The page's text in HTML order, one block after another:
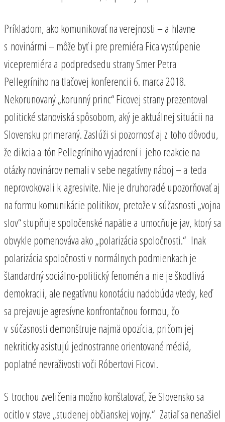
Príkladom, ako komunikovať na verejnosti – a hlavne
s novinármi – môže byť i pre premiéra Fica vystúpenie
vicepremiéra a podpredsedu strany Smer Petra
Pellegríniho na tlačovej konferencii 6. marca 2018.
Nekorunovaný „korunný princ“ Ficovej strany prezentoval
politické stanoviská spôsobom, aký je aktuálnej situácii na
Slovensku primeraný. Zaslúži si pozornosť aj z toho dôvodu,
že dikcia a tón Pellegríniho vyjadrení i jeho reakcie na
otázky novinárov nemali v sebe negatívny náboj – a teda
neprovokovali k agresivite. Nie je druhoradé upozorňovať aj
na formu komunikácie politikov, pretože v súčasnosti „vojna
slov“ stupňuje spoločenské napätie a umocňuje jav, ktorý sa
obvykle pomenováva ako „polarizácia spoločnosti.“ Inak
polarizácia spoločnosti v normálnych podmienkach je
štandardný sociálno-politický fenomén a nie je škodlivá
demokracii, ale negatívnu konotáciu nadobúda vtedy, keď
sa prejavuje agresívne konfrontačnou formou, čo
v súčasnosti demonštruje najmä opozícia, pričom jej
nekriticky asistujú jednostranne orientované médiá,
poplatné nevraživosti voči Róbertovi Ficovi.
S trochou zveličenia možno konštatovať, že Slovensko sa
ocitlo v stave „studenej občianskej vojny.“ Zatiaľ sa nenašiel